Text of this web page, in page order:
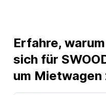
Erfahre,
sich für
um Mietwagen